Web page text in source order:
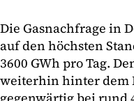
Die Gasnachfrage in
auf den höchsten
3600 GWh pro Tag.
weiterhin hinter dem